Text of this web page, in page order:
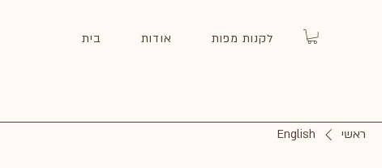
בית אודות לקנות מפות
ראשי English